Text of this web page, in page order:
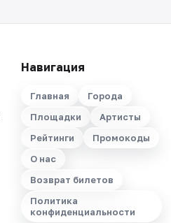
Навигация
Главная
Города
Площадки
Артисты
Рейтинги
Промокоды
О нас
Возврат билетов
Политика
конфиденциальности